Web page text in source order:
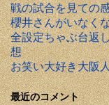
戦の試合を見ての
櫻井さんがいなく
全設定ちゃぶ台返
想
お笑い大好き大阪
最近のコメント